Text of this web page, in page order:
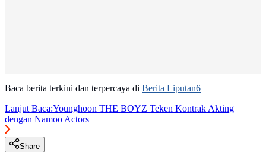
Baca berita terkini dan terpercaya di Berita Liputan6
Lanjut Baca:Younghoon THE BOYZ Teken Kontrak Akting
dengan Namoo Actors
Share